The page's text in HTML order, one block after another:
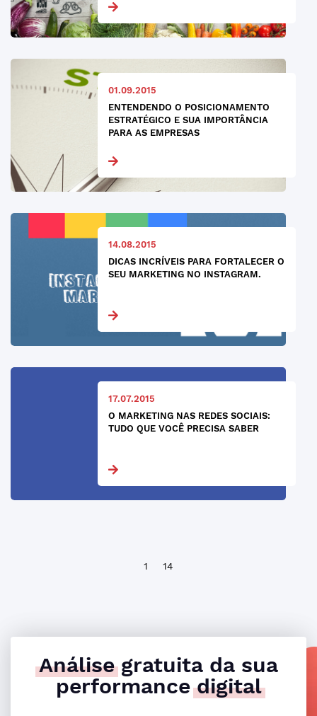
01.09.2015
ENTENDENDO O POSICIONAMENTO
ESTRATÉGICO E SUA IMPORTÂNCIA
PARA AS EMPRESAS
14.08.2015
DICAS INCRÍVEIS PARA FORTALECER O
SEU MARKETING NO INSTAGRAM.
17.07.2015
O MARKETING NAS REDES SOCIAIS:
TUDO QUE VOCÊ PRECISA SABER
1 14
Análisegratuita da sua
performancedigital